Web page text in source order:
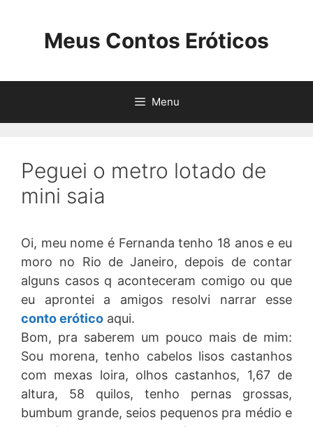
Meus Contos Eróticos
Menu
Peguei o metro lotado de
mini saia
Oi, meu nome é Fernanda tenho 18 anos e eu
moro no Rio de Janeiro, depois de contar
alguns casos q aconteceram comigo ou que
eu aprontei a amigos resolvi narrar esse
conto erótico aqui.
Bom, pra saberem um pouco mais de mim:
Sou morena, tenho cabelos lisos castanhos
com mexas loira, olhos castanhos, 1,67 de
altura, 58 quilos, tenho pernas grossas,
bumbum grande, seios pequenos pra médio e